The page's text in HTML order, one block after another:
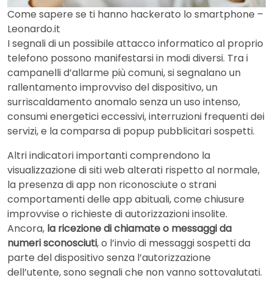
Come sapere se ti hanno hackerato lo smartphone –
Leonardo.it
I segnali di un possibile attacco informatico al proprio
telefono possono manifestarsi in modi diversi. Tra i
campanelli d’allarme più comuni, si segnalano un
rallentamento improvviso del dispositivo, un
surriscaldamento anomalo senza un uso intenso,
consumi energetici eccessivi, interruzioni frequenti dei
servizi, e la comparsa di popup pubblicitari sospetti.
Altri indicatori importanti comprendono la
visualizzazione di siti web alterati rispetto al normale,
la presenza di app non riconosciute o strani
comportamenti delle app abituali, come chiusure
improvvise o richieste di autorizzazioni insolite.
Ancora, la ricezione di chiamate o messaggi da
numeri sconosciuti, o l’invio di messaggi sospetti da
parte del dispositivo senza l’autorizzazione
dell’utente, sono segnali che non vanno sottovalutati.